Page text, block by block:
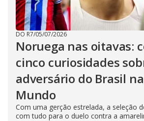
DO R7/05/07/2026
Noruega nas oitavas:
cinco curiosidades
adversário do Brasil
Mundo
Com uma gerção estrelada, a seleção
com tudo para o duelo contra a